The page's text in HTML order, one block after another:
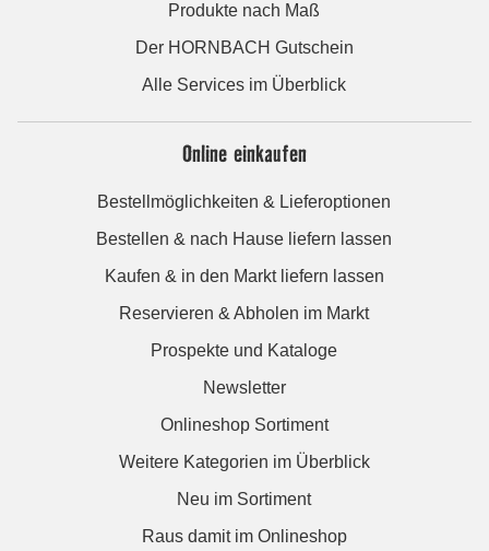
Produkte nach Maß
Der HORNBACH Gutschein
Alle Services im Überblick
Online einkaufen
Bestellmöglichkeiten & Lieferoptionen
Bestellen & nach Hause liefern lassen
Kaufen & in den Markt liefern lassen
Reservieren & Abholen im Markt
Prospekte und Kataloge
Newsletter
Onlineshop Sortiment
Weitere Kategorien im Überblick
Neu im Sortiment
Raus damit im Onlineshop